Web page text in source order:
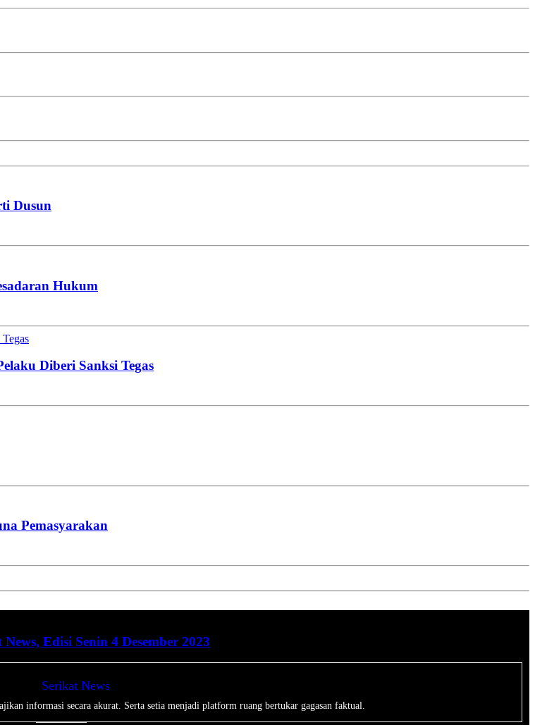
Dusun
Hukum
Diberi Sanksi Tegas
Pemasyarakan
Edisi Senin 4 Desember 2023
Serikat News
informasi secara akurat. Serta setia menjadi platform ruang bertukar gagasan faktual.